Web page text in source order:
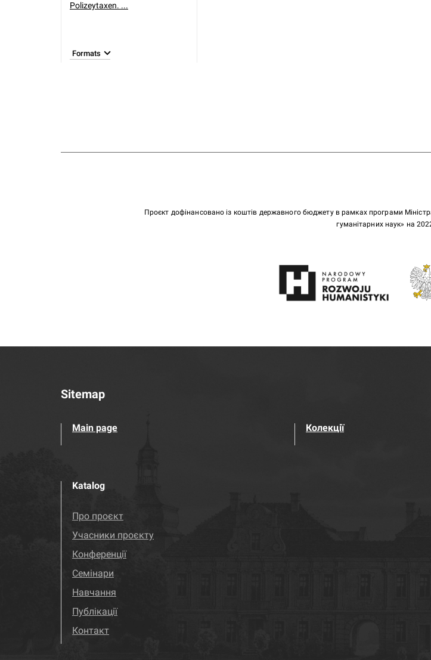
Polizeytaxen. ...
Formats
Проєкт дофінансовано із коштів державного бюджету в рамках програми
гуманітарних наук» на
Sitemap
Main page Колекції
Katalog
Про проєкт
Учасники проєкту
Конференції
Семінари
Навчання
Публікації
Контакт